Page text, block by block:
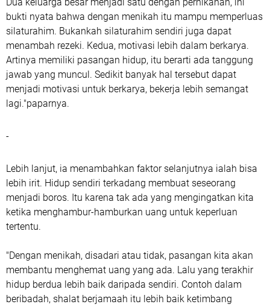
bukti nyata bahwa dengan menikah itu mampu memperluas
silaturahim. Bukankah silaturahim sendiri juga dapat
menambah rezeki. Kedua, motivasi lebih dalam berkarya.
Artinya memiliki pasangan hidup, itu berarti ada tanggung
jawab yang muncul. Sedikit banyak hal tersebut dapat
menjadi motivasi untuk berkarya, bekerja lebih semangat
lagi."paparnya.
-
Lebih lanjut, ia menambahkan faktor selanjutnya ialah bisa
lebih irit. Hidup sendiri terkadang membuat seseorang
menjadi boros. Itu karena tak ada yang mengingatkan kita
ketika menghambur-hamburkan uang untuk keperluan
tertentu.
"Dengan menikah, disadari atau tidak, pasangan kita akan
membantu menghemat uang yang ada. Lalu yang terakhir
hidup berdua lebih baik daripada sendiri. Contoh dalam
beribadah, shalat berjamaah itu lebih baik ketimbang